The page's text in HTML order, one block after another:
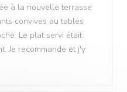
à la nouvelle terrasse
convives au tables
Le plat servi était
Je recommande et j'y